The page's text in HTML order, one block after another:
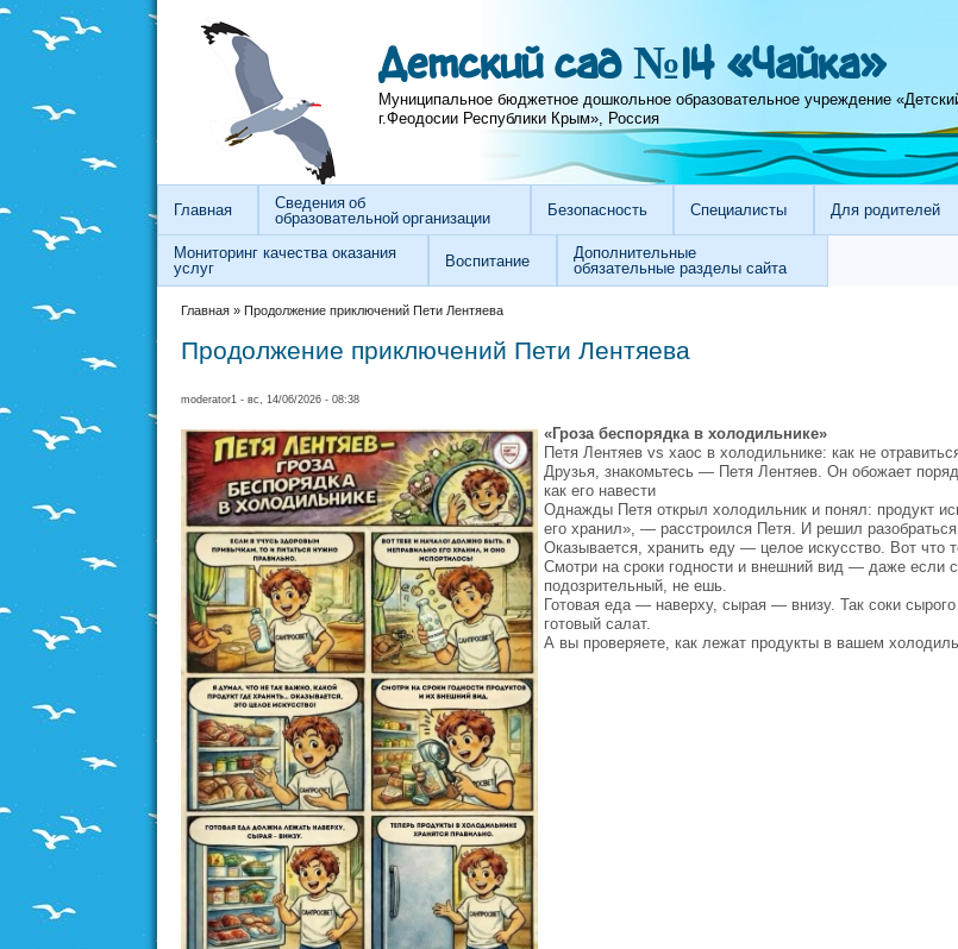
Перейти к основному содержанию
Skip to search
Детский сад №14 «Чайка»
Муниципальное бюджетное дошкольное образовательное учреждение
г.Феодосии Республики Крым», Россия
Главная
Сведения об
образовательной организации
Безопасность Специалисты Для родителей
Мониторинг качества оказания
услуг
Воспитание
Дополнительные
обязательные разделы сайта
Вы здесь
Главная» Продолжение приключений Пети Лентяева
Продолжение приключений Пети Лентяева
moderator1 - вс, 14/06/2026 - 08:38
«Гроза беспорядка в холодильнике»
Петя Лентяев vs хаос в холодильнике: как не
Друзья, знакомьтесь — Петя Лентяев. Он обожает
как его навести
Однажды Петя открыл холодильник и понял: продукт
его хранил», — расстроился Петя. И решил
Оказывается, хранить еду — целое искусство. Вот что
Смотри на сроки годности и внешний вид — даже если
подозрительный, не ешь.
Готовая еда — наверху, сырая — внизу. Так соки
готовый салат.
А вы проверяете, как лежат продукты в вашем